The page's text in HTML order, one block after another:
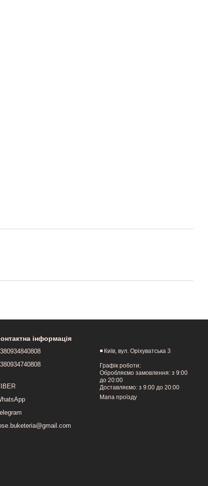
інформація
◾️ Київ, вул. Оріхуватська 3
Графік роботи:
Обробляємо замовлення: з 9:00
до 20:00
Доставляємо: з 9:00 до 20:00
Мапа проїзду